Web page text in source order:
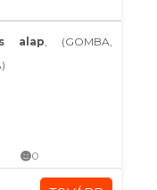
alap, (GOMBA,
0